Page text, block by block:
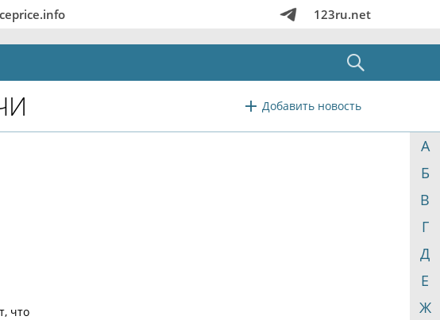
123ru.net
Добавить новость
А
Б
В
Г
Д
Е
Ж
что